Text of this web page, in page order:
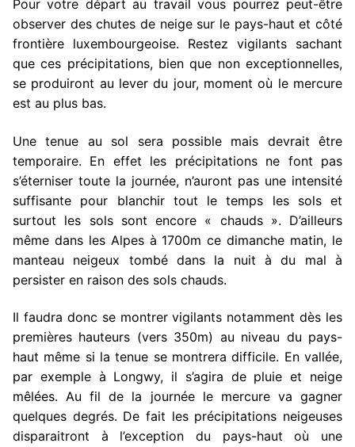
Pour votre départ au travail vous pourrez peut-être
observer des chutes de neige sur le pays-haut et côté
frontière luxembourgeoise. Restez vigilants sachant
que ces précipitations, bien que non exceptionnelles,
se produiront au lever du jour, moment où le mercure
est au plus bas.
Une tenue au sol sera possible mais devrait être
temporaire. En effet les précipitations ne font pas
s’éterniser toute la journée, n’auront pas une intensité
suffisante pour blanchir tout le temps les sols et
surtout les sols sont encore « chauds ». D’ailleurs
même dans les Alpes à 1700m ce dimanche matin, le
manteau neigeux tombé dans la nuit à du mal à
persister en raison des sols chauds.
Il faudra donc se montrer vigilants notamment dès les
premières hauteurs (vers 350m) au niveau du pays-
haut même si la tenue se montrera difficile. En vallée,
par exemple à Longwy, il s’agira de pluie et neige
mêlées. Au fil de la journée le mercure va gagner
quelques degrés. De fait les précipitations neigeuses
disparaitront à l’exception du pays-haut où une